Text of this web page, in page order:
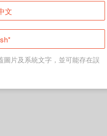
頁
文
片及系統文字，並可能存在誤